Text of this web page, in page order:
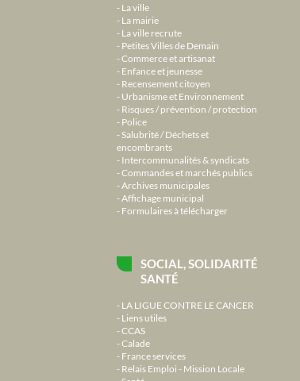
La ville
La mairie
La ville recrute
Petites Villes de Demain
Commerce et artisanat
Enfance et jeunesse
Recensement citoyen
Urbanisme et Environnement
Risques / prévention / protection
Police
Salubrité / Déchets et
encombrants
Intercommunalités & syndicats
Commandes et marchés publics
Archives municipales
Affichage municipal
Formulaires à télécharger
SOCIAL, SOLIDARITÉ
SANTÉ
LA LIGUE CONTRE LE CANCER
Liens utiles
CCAS
Calade
France services
Relais Emploi - Mission Locale